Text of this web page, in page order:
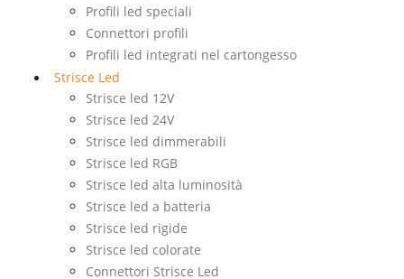
Profili led speciali
Connettori profili
Profili led integrati nel cartongesso
Strisce Led
Strisce led 12V
Strisce led 24V
Strisce led dimmerabili
Strisce led RGB
Strisce led alta luminosità
Strisce led a batteria
Strisce led rigide
Strisce led colorate
Connettori Strisce Led